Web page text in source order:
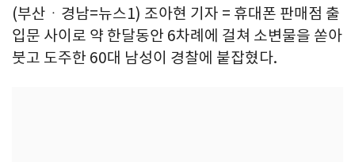
(부산ㆍ경남=뉴스1) 조아현 기자 = 휴대폰 판매점 출
입문 사이로 약 한달동안 6차례에 걸쳐 소변물을 쏟아
붓고 도주한 60대 남성이 경찰에 붙잡혔다.